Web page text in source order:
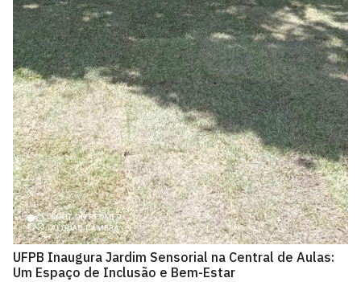
UFPB Inaugura Jardim Sensorial na Central de Aulas:
Um Espaço de Inclusão e Bem-Estar